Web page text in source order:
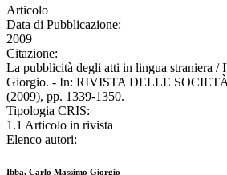
Articolo
Data di Pubblicazione:
2009
Citazione:
La pubblicità degli atti in lingua straniera /
Giorgio. - In: RIVISTA DELLE
(2009), pp. 1339-1350.
Tipologia CRIS:
1.1 Articolo in rivista
Elenco autori:
Ibba, Carlo Massimo Giorgio